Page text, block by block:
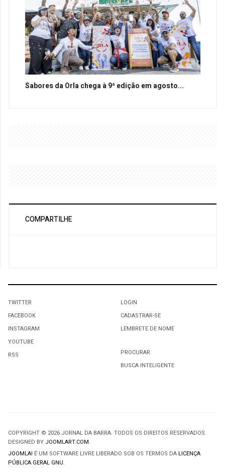
Sabores da Orla chega à 9ª edição em agosto...
COMPARTILHE
TWITTER
FACEBOOK
INSTAGRAM
YOUTUBE
RSS
LOGIN
CADASTRAR-SE
LEMBRETE DE NOME
PROCURAR
BUSCA INTELIGENTE
COPYRIGHT © 2026 JORNAL DA BARRA. TODOS OS DIREITOS RESERVADOS.
DESIGNED BY JOOMLART.COM.
JOOMLA! É UM SOFTWARE LIVRE LIBERADO SOB OS TERMOS DA LICENÇA
PÚBLICA GERAL GNU.